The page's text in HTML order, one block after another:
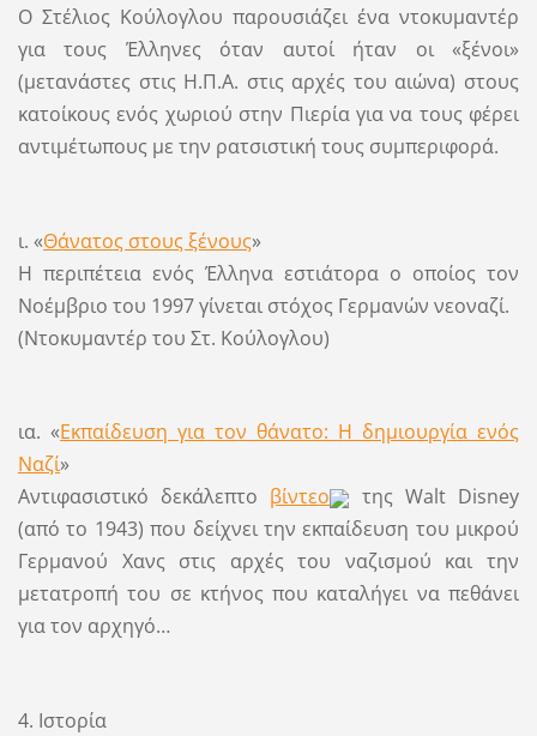
Ο Στέλιος Κούλογλου παρουσιάζει ένα ντοκυμαντέρ
για τους Έλληνες όταν αυτοί ήταν οι «ξένοι»
(μετανάστες στις Η.Π.Α. στις αρχές του αιώνα) στους
κατοίκους ενός χωριού στην Πιερία για να τους φέρει
αντιμέτωπους με την ρατσιστική τους συμπεριφορά.
ι. «Θάνατος στους ξένους»
Η περιπέτεια ενός Έλληνα εστιάτορα ο οποίος τον
Νοέμβριο του 1997 γίνεται στόχος Γερμανών νεοναζί.
(Ντοκυμαντέρ του Στ. Κούλογλου)
ια. «Εκπαίδευση για τον θάνατο: Η δημιουργία ενός
Ναζί»
Αντιφασιστικό δεκάλεπτο βίντεο
της Walt Disney
(από το 1943) που δείχνει την εκπαίδευση του μικρού
Γερμανού Χανς στις αρχές του ναζισμού και την
μετατροπή του σε κτήνος που καταλήγει να πεθάνει
για τον αρχηγό…
4. Ιστορία